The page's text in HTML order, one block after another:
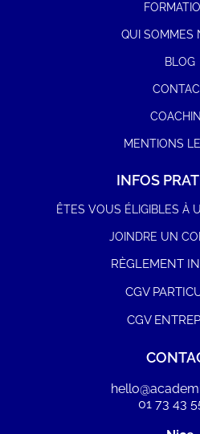
QUI SOMMES
BLOG
MENTIONS
INFOS
ÊTES VOUS ÉLIGIBLES À
JOINDRE UN
RÈGLEMENT
CGV
CGV
01 73 43